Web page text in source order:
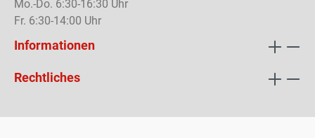
Mo.-Do. 6:30-16:30 Uhr
Fr. 6:30-14:00 Uhr
Informationen
Rechtliches